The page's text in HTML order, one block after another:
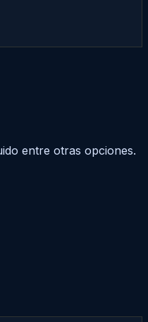
entre otras opciones.